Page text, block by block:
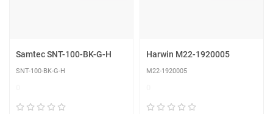
Samtec SNT-100-BK-G-H
SNT-100-BK-G-H
Harwin M22-1920005
M22-1920005